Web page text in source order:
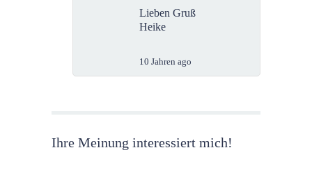
Lieben Gruß
Heike
10 Jahren ago
Ihre Meinung interessiert mich!